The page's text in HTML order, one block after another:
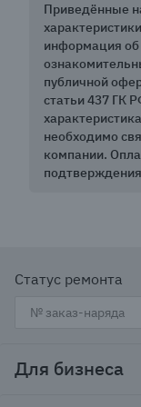
Приведённые
информация об
публичной
статьи 437 ГК
необходимо
компании.
Статус ремонта
Для бизнеса